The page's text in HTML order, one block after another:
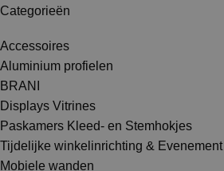
Categorieën
Accessoires
Aluminium profielen
BRANI
Displays Vitrines
Paskamers Kleed- en Stemhokjes
Tijdelijke winkelinrichting &
Mobiele wanden